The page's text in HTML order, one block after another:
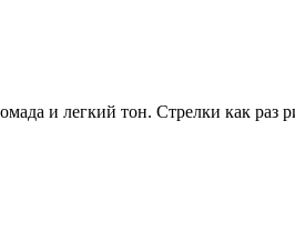
и легкий тон. Стрелки как раз